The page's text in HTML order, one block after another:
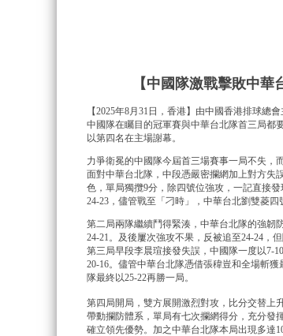
【中國隊激戰擊敗中
【2025年8月31日，香港】由中國香港排球總
中國隊在矚目的冠軍賽與中華台北隊首三局都
以第四名在主場謝幕。
力爭衛冕的中國隊今屆首三場賽事一局不失，
面對中華台北隊，中段憑嚴密攔網加上對方失
色，單局獨攬9分，除四號位強攻，一記直接
24-23，儘管戰至「刁時」，中華台北劉雙菱四
第二局兩隊繼續鬥得緊湊，中華台北隊的強韌
24-21。及後屢次強攻不果，反被追至24-24，
第三局早段李晨瑄接發失誤，中國隊一度以7-
20-16。儘管中華台北隊憑借張稦豈和全場斬
隊最終以25-22再勝一局。
第四局開局，雙方展開激烈對攻，比分交替上
帶動攔防體系，單局有七次攔網得分，充分發
確立領先優勢。加之中華台北隊本局出現多達